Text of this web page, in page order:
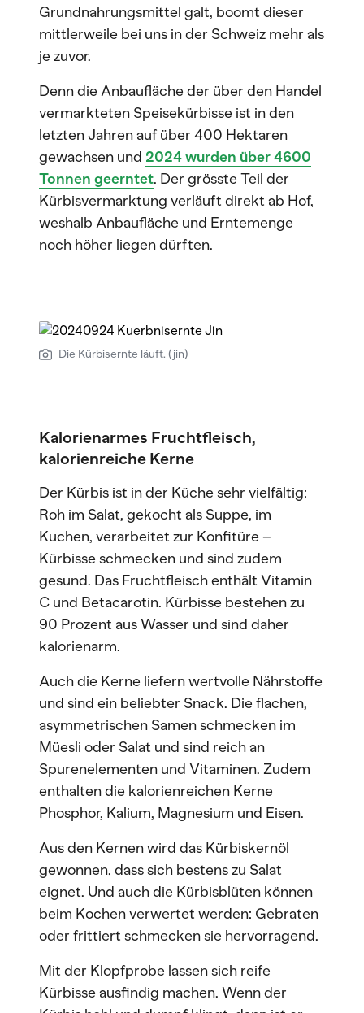
Grundnahrungsmittel galt, boomt dieser
mittlerweile bei uns in der Schweiz mehr als
je zuvor.
Denn die Anbaufläche der über den Handel
vermarkteten Speisekürbisse ist in den
letzten Jahren auf über 400 Hektaren
gewachsen und 2024 wurden über 4600
Tonnen geerntet. Der grösste Teil der
Kürbisvermarktung verläuft direkt ab Hof,
weshalb Anbaufläche und Erntemenge
noch höher liegen dürften.
Die Kürbisernte läuft. (jin)
Kalorienarmes Fruchtfleisch,
kalorienreiche Kerne
Der Kürbis ist in der Küche sehr vielfältig:
Roh im Salat, gekocht als Suppe, im
Kuchen, verarbeitet zur Konfitüre –
Kürbisse schmecken und sind zudem
gesund. Das Fruchtfleisch enthält Vitamin
C und Betacarotin. Kürbisse bestehen zu
90 Prozent aus Wasser und sind daher
kalorienarm.
Auch die Kerne liefern wertvolle Nährstoffe
und sind ein beliebter Snack. Die flachen,
asymmetrischen Samen schmecken im
Müesli oder Salat und sind reich an
Spurenelementen und Vitaminen. Zudem
enthalten die kalorienreichen Kerne
Phosphor, Kalium, Magnesium und Eisen.
Aus den Kernen wird das Kürbiskernöl
gewonnen, dass sich bestens zu Salat
eignet. Und auch die Kürbisblüten können
beim Kochen verwertet werden: Gebraten
oder frittiert schmecken sie hervorragend.
Mit der Klopfprobe lassen sich reife
Kürbisse ausfindig machen. Wenn der